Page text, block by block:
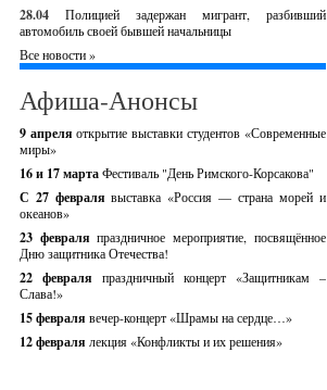
28.04
Полицией задержан мигрант, разбивший
автомобиль своей бывшей начальницы
Все новости »
Афиша-Анонсы
9 апреляоткрытие выставки студентов «Современные
миры»
16 и 17 мартаФестиваль "День Римского-Корсакова"
С 27 февралявыставка «Россия — страна морей и
океанов»
23 февраляпраздничное мероприятие, посвящённое
Дню защитника Отечества!
22 февраля праздничный концерт «Защитникам –
Слава!»
15 февраля вечер-концерт «Шрамы на сердце…»
12 февраля лекция «Конфликты и их решения»